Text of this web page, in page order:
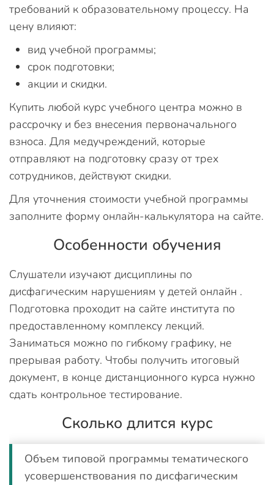
требований к образовательному процессу. На
цену влияют:
вид учебной программы;
срок подготовки;
акции и скидки.
Купить любой курс учебного центра можно в
рассрочку и без внесения первоначального
взноса. Для медучреждений, которые
отправляют на подготовку сразу от трех
сотрудников, действуют скидки.
Для уточнения стоимости учебной программы
заполните форму онлайн-калькулятора на сайте.
Особенности обучения
Слушатели изучают дисциплины по
дисфагическим нарушениям у детей онлайн .
Подготовка проходит на сайте института по
предоставленному комплексу лекций.
Заниматься можно по гибкому графику, не
прерывая работу. Чтобы получить итоговый
документ, в конце дистанционного курса нужно
сдать контрольное тестирование.
Сколько длится курс
Объем типовой программы тематического
усовершенствования по дисфагическим